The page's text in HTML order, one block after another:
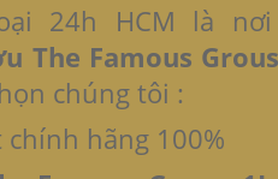
24h HCM là
The Famous
chúng tôi :
chính hãng 100%